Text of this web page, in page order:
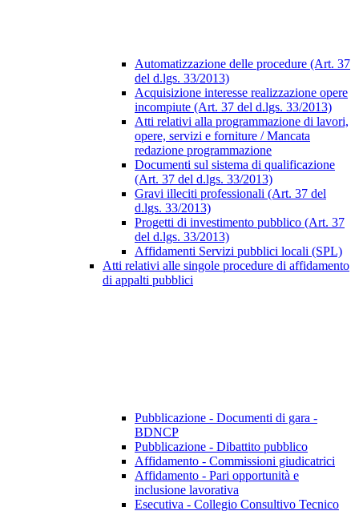
Automatizzazione delle procedure (Art. 37
del d.lgs. 33/2013)
Acquisizione interesse realizzazione opere
incompiute (Art. 37 del d.lgs. 33/2013)
Atti relativi alla programmazione di lavori,
opere, servizi e forniture / Mancata
redazione programmazione
Documenti sul sistema di qualificazione
(Art. 37 del d.lgs. 33/2013)
Gravi illeciti professionali (Art. 37 del
d.lgs. 33/2013)
Progetti di investimento pubblico (Art. 37
del d.lgs. 33/2013)
Affidamenti Servizi pubblici locali (SPL)
Atti relativi alle singole procedure di affidamento
di appalti pubblici
Pubblicazione - Documenti di gara -
BDNCP
Pubblicazione - Dibattito pubblico
Affidamento - Commissioni giudicatrici
Affidamento - Pari opportunità e
inclusione lavorativa
Esecutiva - Collegio Consultivo Tecnico